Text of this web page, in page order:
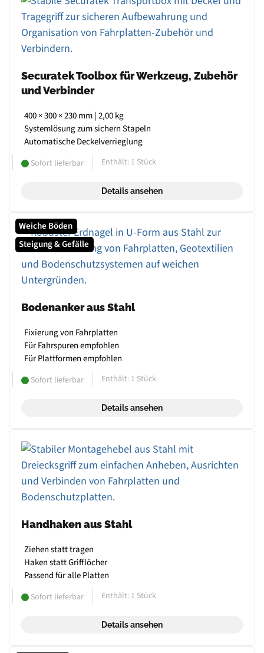
Securatek Toolbox für Werkzeug, Zubehör
und Verbinder
400 × 300 × 230 mm | 2,00 kg
Systemlösung zum sichern Stapeln
Automatische Deckelverrieglung
Sofort lieferbar Enthält: 1 Stück
Details ansehen
Bodenanker aus Stahl
Fixierung von Fahrplatten
Für Fahrspuren empfohlen
Für Plattformen empfohlen
Sofort lieferbar Enthält: 1 Stück
Details ansehen
Weiche Böden
Steigung & Gefälle
Handhaken aus Stahl
Ziehen statt tragen
Haken statt Grifflöcher
Passend für alle Platten
Sofort lieferbar Enthält: 1 Stück
Details ansehen